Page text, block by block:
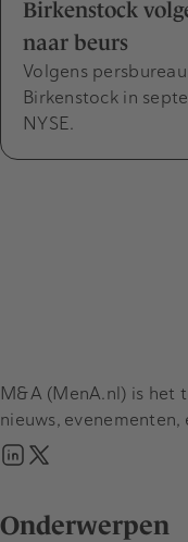
Birkenstock
naar beurs
Volgens
Birkenstock in
NYSE.
Onderwerpen
M&A (MenA.nl) is het
nieuws,